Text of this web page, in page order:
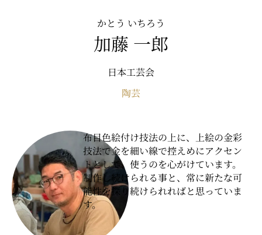
かとう いちろう
加藤 一郎
日本工芸会
陶芸
布目色絵付け技法の上に、上絵の金彩
技法で金を細い線で控えめにアクセン
トとして、使うのを心がけています。
制作し続けられる事と、常に新たな可
能性を探り続けられればと思っていま
す。